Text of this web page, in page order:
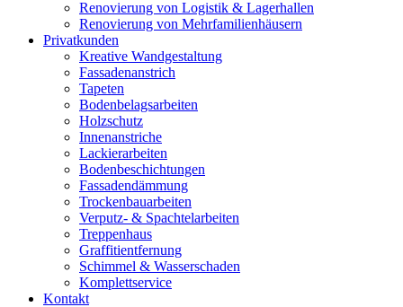
Renovierung von Logistik & Lagerhallen
Renovierung von Mehrfamilienhäusern
Privatkunden
Kreative Wandgestaltung
Fassadenanstrich
Tapeten
Bodenbelagsarbeiten
Holzschutz
Innenanstriche
Lackierarbeiten
Bodenbeschichtungen
Fassadendämmung
Trockenbauarbeiten
Verputz- & Spachtelarbeiten
Treppenhaus
Graffitientfernung
Schimmel & Wasserschaden
Komplettservice
Kontakt